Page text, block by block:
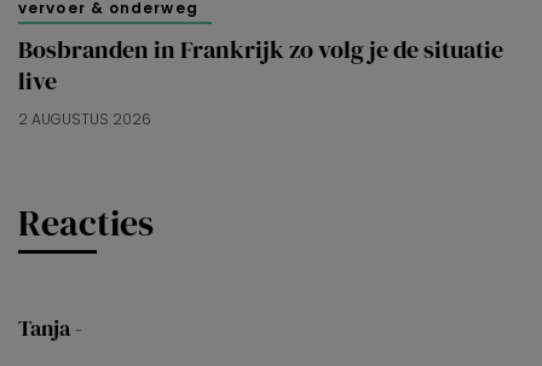
vervoer & onderweg
Bosbranden in Frankrijk zo volg je de situatie
live
2 AUGUSTUS 2026
Reacties
Tanja -